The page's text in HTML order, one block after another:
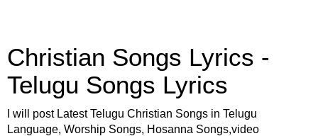
Christian Songs Lyrics -
Telugu Songs Lyrics
I will post Latest Telugu Christian Songs in Telugu
Language, Worship Songs, Hosanna Songs,video